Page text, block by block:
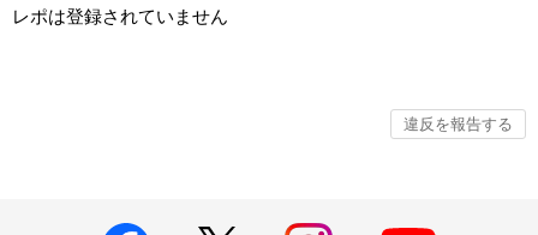
レポは登録されていません